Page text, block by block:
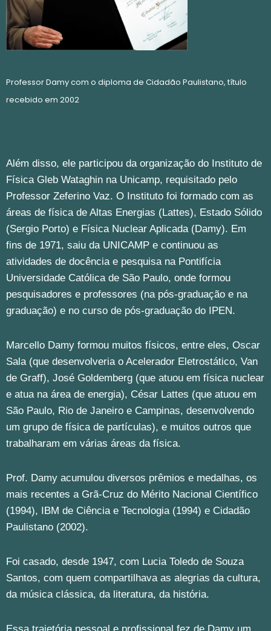
Professor Damy com o diploma de Cidadão Paulistano, título
recebido em 2002
Além disso, ele participou da organização do Instituto de
Física Gleb Wataghin na Unicamp, requisitado pelo
Professor Zeferino Vaz. O Instituto foi formado com as
áreas de física de Altas Energias (Lattes), Estado Sólido
(Sergio Porto) e Física Nuclear Aplicada (Damy). Em
fins de 1971, saiu da UNICAMP e continuou as
atividades de docência e pesquisa na Pontifícia
Universidade Católica de São Paulo, onde formou
pesquisadores e professores (na pós-graduação e na
graduação) e no curso de pós-graduação do IPEN.
Marcello Damy formou muitos físicos, entre eles, Oscar
Sala (que desenvolveria o Acelerador Eletrostático, Van
de Graff), José Goldemberg (que atuou em física nuclear
e atua na área de energia), César Lattes (que atuou em
São Paulo, Rio de Janeiro e Campinas, desenvolvendo
um grupo de física de partículas), e muitos outros que
trabalharam em várias áreas da física.
Prof. Damy acumulou diversos prêmios e medalhas, os
mais recentes a Grã-Cruz do Mérito Nacional Científico
(1994), IBM de Ciência e Tecnologia (1994) e Cidadão
Paulistano (2002).
Foi casado, desde 1947, com Lucia Toledo de Souza
Santos, com quem compartilhava as alegrias da cultura,
da música clássica, da literatura, da história.